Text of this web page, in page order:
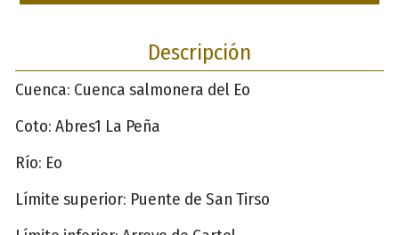
Descripción
Cuenca: Cuenca salmonera del Eo
Coto: Abres1 La Peña
Río: Eo
Límite superior: Puente de San Tirso